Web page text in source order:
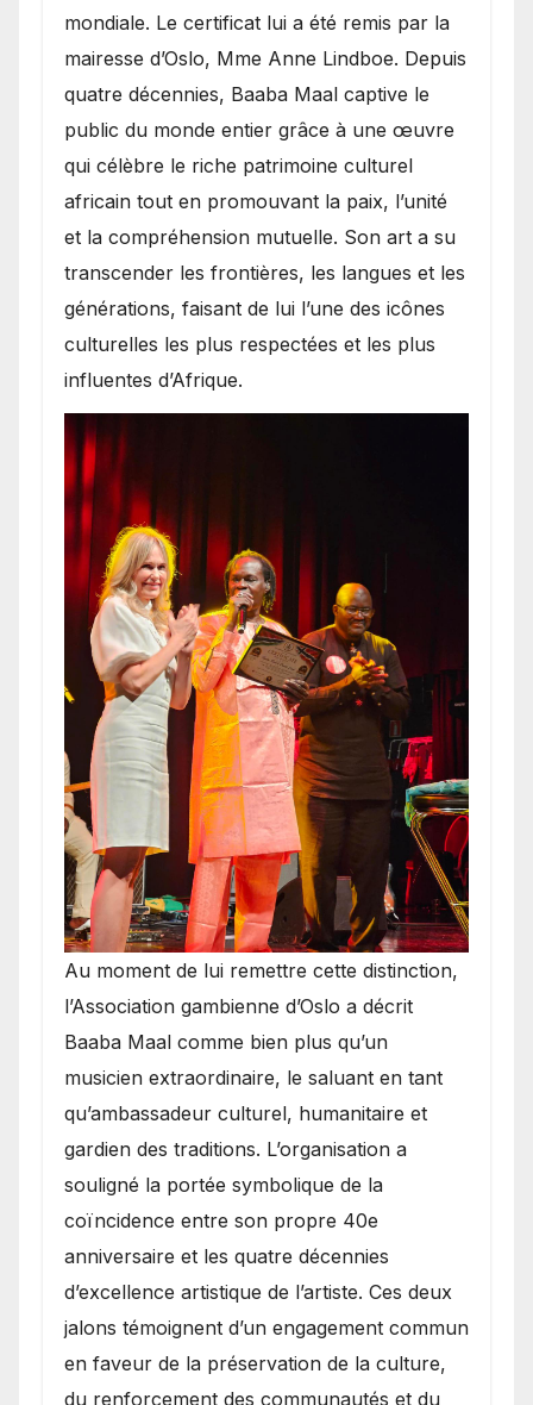
mondiale. Le certificat lui a été remis par la
mairesse d’Oslo, Mme Anne Lindboe. Depuis
quatre décennies, Baaba Maal captive le
public du monde entier grâce à une œuvre
qui célèbre le riche patrimoine culturel
africain tout en promouvant la paix, l’unité
et la compréhension mutuelle. Son art a su
transcender les frontières, les langues et les
générations, faisant de lui l’une des icônes
culturelles les plus respectées et les plus
influentes d’Afrique.
​Au moment de lui remettre cette distinction,
l’Association gambienne d’Oslo a décrit
Baaba Maal comme bien plus qu’un
musicien extraordinaire, le saluant en tant
qu’ambassadeur culturel, humanitaire et
gardien des traditions. L’organisation a
souligné la portée symbolique de la
coïncidence entre son propre 40e
anniversaire et les quatre décennies
d’excellence artistique de l’artiste. Ces deux
jalons témoignent d’un engagement commun
en faveur de la préservation de la culture,
du renforcement des communautés et du